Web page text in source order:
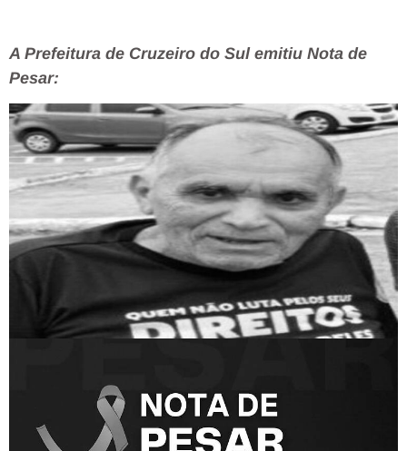
A Prefeitura de Cruzeiro do Sul emitiu Nota de
Pesar: